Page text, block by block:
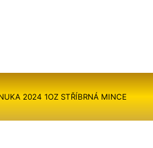
2024 1OZ STŘÍBRNÁ MINCE